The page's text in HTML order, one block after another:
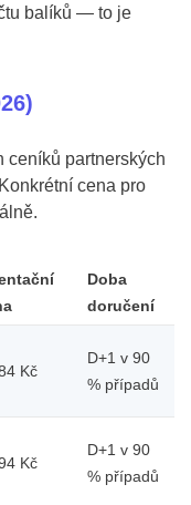
balíků — to je
ceníků partnerských
cena pro
Doba
doručení
Kč
D+1 v 90
% případů
Kč
D+1 v 90
% případů